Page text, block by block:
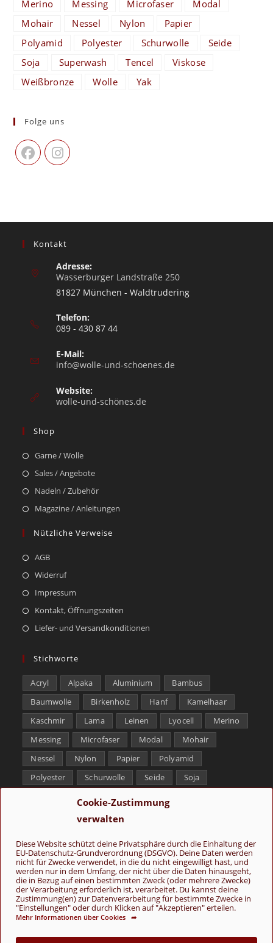
Cookie-Zustimmung
verwalten
Diese Website schützt deine Privatsphäre durch die Einhaltung der
EU-Datenschutz-Grundverordnung (DSGVO). Deine Daten werden
nicht für Zwecke verwendet, in die du nicht eingewilligt hast, und
werden nur in dem Umfang, der nicht über die Daten hinausgeht,
die in Bezug auf einen bestimmten Zweck (oder mehrere Zwecke)
der Verarbeitung erforderlich ist, verarbeitet. Du kannst deine
Zustimmung(en) zur Datenverarbeitung für bestimmte Zwecke in
"Einstellungen" oder durch Klicken auf "Akzeptieren" erteilen.
Mehr Informationen über Cookies ➦
Merino
Messing Microfaser
Modal
Mohair
Nessel Nylon
Papier
Polyamid
Polyester Schurwolle
Seide
Soja
Superwash Tencel
Viskose
Weißbronze
Wolle Yak
Folge uns
Kontakt
Adresse:
Wasserburger Landstraße 250
81827 München - Waldtrudering
Telefon:
089 - 430 87 44
E-Mail:
info@wolle-und-schoenes.de
Website:
wolle-und-schönes.de
Shop
Garne / Wolle
Sales / Angebote
Nadeln / Zubehör
Magazine / Anleitungen
Nützliche Verweise
AGB
Widerruf
Impressum
Kontakt, Öffnungszeiten
Liefer- und Versandkonditionen
Stichworte
Acryl Alpaka Aluminium
Bambus
Baumwolle
Birkenholz Hanf
Kamelhaar
Kaschmir
Lama Leinen Lyocell
Merino
Messing
Microfaser Modal
Mohair
Nessel
Nylon Papier
Polyamid
Polyester
Schurwolle Seide
Soja
Tencel
Yak
Folge uns